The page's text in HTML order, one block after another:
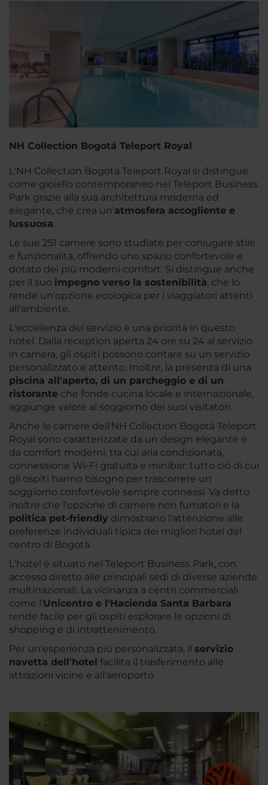
NH Collection Bogotá Teleport Royal
L'NH Collection Bogotá Teleport Royal si distingue
come gioiello contemporaneo nel Teleport Business
Park grazie alla sua architettura moderna ed
elegante, che crea un'atmosfera accogliente e
lussuosa.
Le sue 251 camere sono studiate per coniugare stile
e funzionalità, offrendo uno spazio confortevole e
dotato dei più moderni comfort. Si distingue anche
per il suo impegno verso la sostenibilità, che lo
rende un'opzione ecologica per i viaggiatori attenti
all'ambiente.
L'eccellenza del servizio è una priorità in questo
hotel. Dalla reception aperta 24 ore su 24 al servizio
in camera, gli ospiti possono contare su un servizio
personalizzato e attento. Inoltre, la presenza di una
piscina all'aperto, di un parcheggio e di un
ristorante che fonde cucina locale e internazionale,
aggiunge valore al soggiorno dei suoi visitatori.
Anche le camere dell'NH Collection Bogotá Teleport
Royal sono caratterizzate da un design elegante e
da comfort moderni, tra cui aria condizionata,
connessione Wi-Fi gratuita e minibar: tutto ciò di cui
gli ospiti hanno bisogno per trascorrere un
soggiorno confortevole sempre connessi. Va detto
inoltre che l'opzione di camere non fumatori e la
politica pet-friendly dimostrano l'attenzione alle
preferenze individuali tipica dei migliori hotel del
centro di Bogotà.
L'hotel è situato nel Teleport Business Park, con
accesso diretto alle principali sedi di diverse aziende
multinazionali. La vicinanza a centri commerciali
come l'Unicentro e l'Hacienda Santa Barbara
rende facile per gli ospiti esplorare le opzioni di
shopping e di intrattenimento.
Per un'esperienza più personalizzata, il servizio
navetta dell'hotel facilita il trasferimento alle
attrazioni vicine e all'aeroporto.